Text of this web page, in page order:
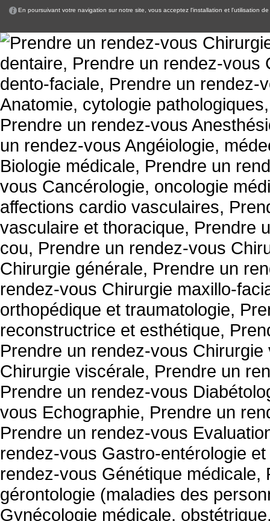
En poursuivant votre navigation sur notre site, vous acceptez l'installation et l'utilisation